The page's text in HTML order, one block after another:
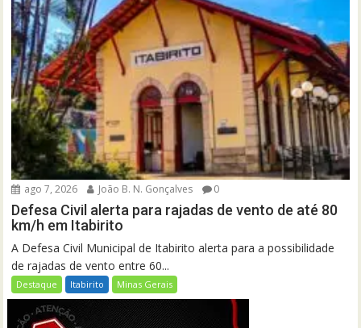
ago 7, 2026 João B. N. Gonçalves 0
Defesa Civil alerta para rajadas de vento de até 80
km/h em Itabirito
A Defesa Civil Municipal de Itabirito alerta para a possibilidade
de rajadas de vento entre 60...
Destaque Itabirito Minas Gerais